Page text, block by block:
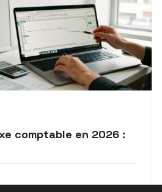
comptable en 2026 :